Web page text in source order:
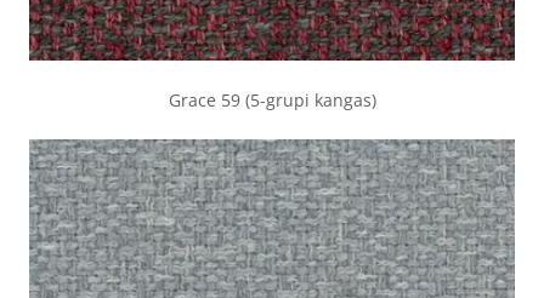
Grace 59 (5-grupi kangas)